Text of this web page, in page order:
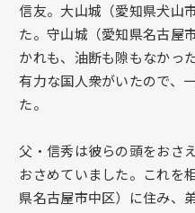
信友。大山城（愛知県犬山
た。守山城（愛知県名古屋
かれも、油断も隙もなかっ
有力な国人衆がいたので、
た。
父・信秀は彼らの頭をおさ
おさめていました。これを
県名古屋市中区）に住み、